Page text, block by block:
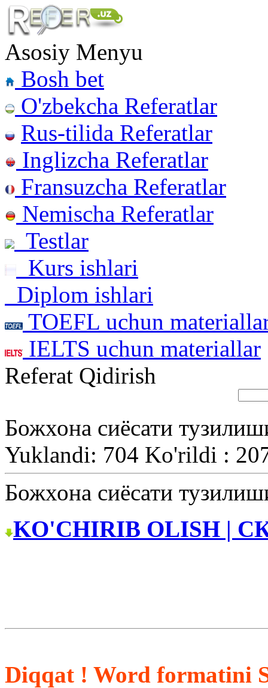
Asosiy Menyu
Bosh bet
O'zbekcha Referatlar
Rus-tilida Referatlar
Inglizcha Referatlar
Fransuzcha Referatlar
Nemischa Referatlar
Testlar
Kurs ishlari
Diplom ishlari
TOEFL uchun
IELTS uchun materiallar
Referat Qidirish
Божхона сиёсати
Yuklandi: 704 Ko'rildi :
Божхона сиёсати
KO'CHIRIB OLISH |
Diqqat ! Word formatini